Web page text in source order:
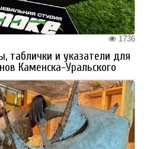
1736
таблички и указатели для
Каменска-Уральского